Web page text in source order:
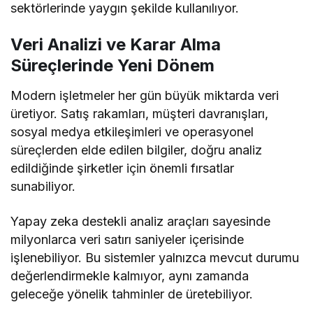
sektörlerinde yaygın şekilde kullanılıyor.
Veri Analizi ve Karar Alma
Süreçlerinde Yeni Dönem
Modern işletmeler her gün büyük miktarda veri
üretiyor. Satış rakamları, müşteri davranışları,
sosyal medya etkileşimleri ve operasyonel
süreçlerden elde edilen bilgiler, doğru analiz
edildiğinde şirketler için önemli fırsatlar
sunabiliyor.
Yapay zeka destekli analiz araçları sayesinde
milyonlarca veri satırı saniyeler içerisinde
işlenebiliyor. Bu sistemler yalnızca mevcut durumu
değerlendirmekle kalmıyor, aynı zamanda
geleceğe yönelik tahminler de üretebiliyor.